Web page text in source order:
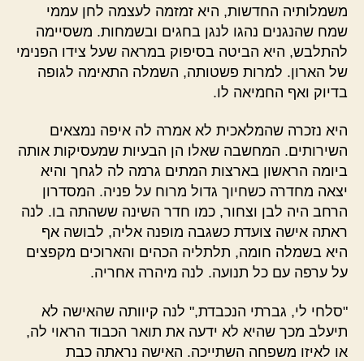
משמלותיה החדשות, היא זמזמה לעצמה לחן עממי
שמח שהנגנים נהגו לנגן בחגים ובשמחות. משסיימה
להתלבש, היא הביטה בסיפוק במראה שעל צידו הפנימי
של הארון. למרות פשטותה, השמלה התאימה לגופה
בדיוק ואף החמיאה לו.
היא נזכרה שהמלאכית לא אמרה לה איפה נמצאים
השירותים. המחשבה שאלו הן הבעיות שמעסיקות אותה
ביומה הראשון בארצות המתים גרמה לה לגחך והיא
יצאה מחדרה כשחיוך גדול מרוח על פניה. המסדרון
הרחב היה לבן וצחור, כמו חדר השינה ששהתה בו. לנה
ראתה אישה צועדת כשגבה מופנה אליה, לבושה אף
היא בשמלה חומה, תלתליה הכהים והארוכים מקפצים
על ערפה עם כל תנועה. לנה מיהרה אחריה.
"סלחי לי, גברתי הנכבדת," לנה קיוותה שהאישה לא
תיעלב מכך שהיא לא ידעה את תואר הכבוד הראוי לה,
או לאיזו משפחה השתייכה. האישה נראתה כבת